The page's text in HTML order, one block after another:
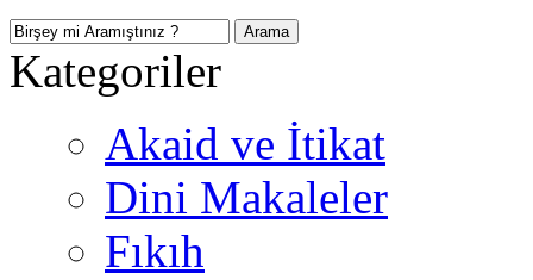
Kategoriler
Akaid ve İtikat
Dini Makaleler
Fıkıh